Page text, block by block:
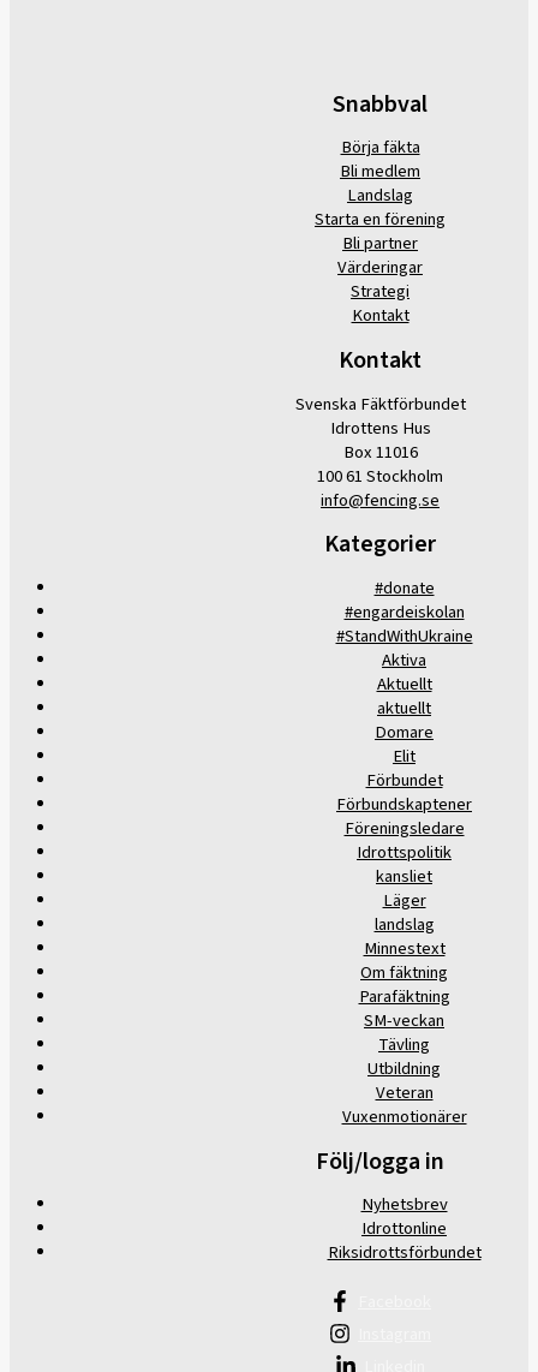
Snabbval
Börja fäkta
Bli medlem
Landslag
Starta en förening
Bli partner
Värderingar
Strategi
Kontakt
Kontakt
Svenska Fäktförbundet
Idrottens Hus
Box 11016
100 61 Stockholm
info@fencing.se
Kategorier
#donate
#engardeiskolan
#StandWithUkraine
Aktiva
Aktuellt
aktuellt
Domare
Elit
Förbundet
Förbundskaptener
Föreningsledare
Idrottspolitik
kansliet
Läger
landslag
Minnestext
Om fäktning
Parafäktning
SM-veckan
Tävling
Utbildning
Veteran
Vuxenmotionärer
Följ/logga in
Nyhetsbrev
Idrottonline
Riksidrottsförbundet